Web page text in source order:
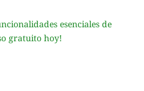
esenciales de
gratuito hoy!